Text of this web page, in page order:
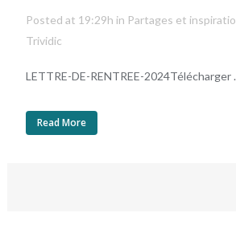
Posted at 19:29h in Partages et
Trividic
LETTRE-DE-RENTREE-2024Télécharger
Read More